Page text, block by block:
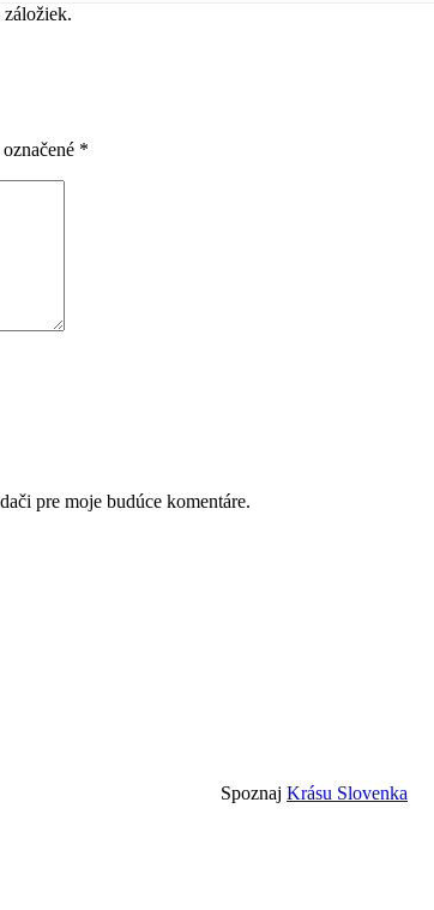
záložiek.
*
pre moje budúce komentáre.
Spoznaj Krásu Slovenka